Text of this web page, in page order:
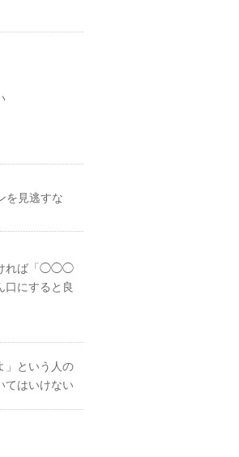
を見逃すな
れば「◯◯◯
にすると良
」という人の
てはいけない